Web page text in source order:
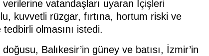
vatandaşları uyaran İçişleri
kuvvetli rüzgar, fırtına, hortum riski ve
olmasını istedi.
Balıkesir’in güney ve batısı, İzmir’in